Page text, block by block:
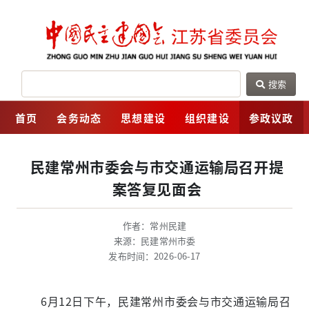
网
搜索
首页 会务动态 思想建设 组织建设 参政议政
民建常州市委会与市交通运输局召开提
案答复见面会
作者：常州民建
来源：民建常州市委
发布时间：2026-06-17
6月12日下午，民建常州市委会与市交通运输局召